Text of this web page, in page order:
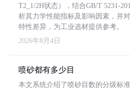
T2_1/2H状态），结合GB/T 5231-
析其力学性能指标及影响因素，并
特性差异，为工业选材提供参考。
2026年8月4日
喷砂都有多少目
本文系统介绍了喷砂目数的分级标